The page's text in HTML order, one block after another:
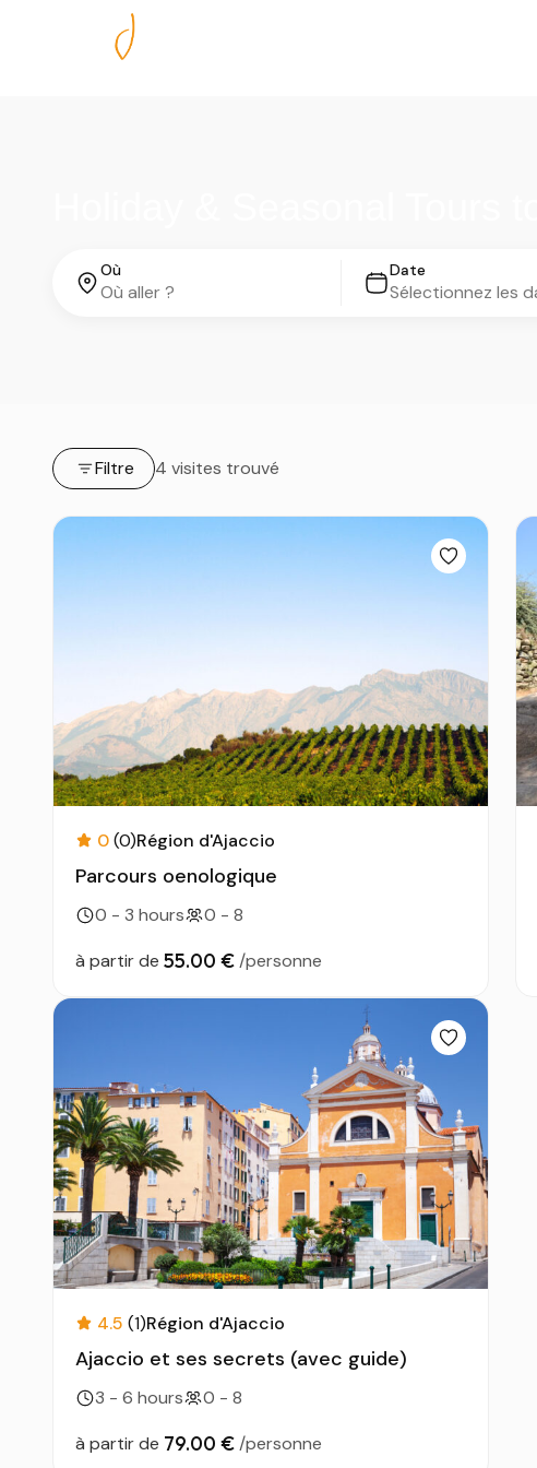
Où Date
Filtre 4 visites trouvé
0(0)Région d'Ajaccio
Parcours oenologique
0 - 3 hours
0 - 8
à partir de 55.00 €/personne
4.5 (1)Région d'Ajaccio
Ajaccio et ses secrets (avec guide)
3 - 6 hours
0 - 8
à partir de 79.00 € /personne